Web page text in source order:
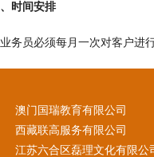
、时间安排
务员必须每月一次对客户进
澳门国瑞教育有限公司
西藏联高服务有限公司
江苏六合区磊理文化有限公